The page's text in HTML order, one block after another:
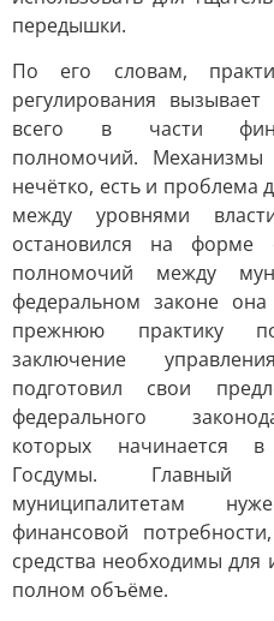
передышки.
По его словам,
регулирования
всего в части
полномочий. Механизмы
нечётко, есть и проблема
между уровнями
остановился на форме
полномочий между
федеральном законе
прежнюю практику
заключение
подготовил свои
федерального
которых начинается
Госдумы. Главный
муниципалитетам
финансовой
средства необходимы
полном объёме.